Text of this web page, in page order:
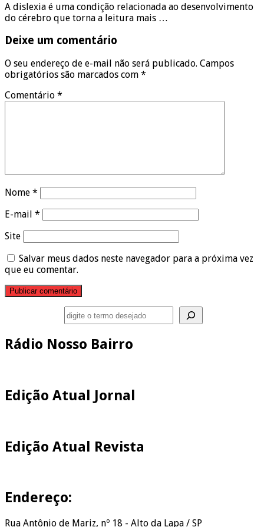
A dislexia é uma condição relacionada ao desenvolvimento
do cérebro que torna a leitura mais …
Deixe um comentário
O seu endereço de e-mail não será publicado. Campos
obrigatórios são marcados com *
Comentário *
Nome *
E-mail *
Site
Salvar meus dados neste navegador para a próxima vez
que eu comentar.
Rádio Nosso Bairro
Edição Atual Jornal
Edição Atual Revista
Endereço:
Rua Antônio de Mariz, nº 18 - Alto da Lapa / SP